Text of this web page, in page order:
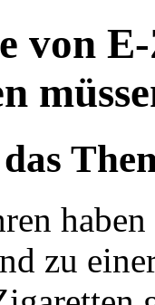
von
haben
zu